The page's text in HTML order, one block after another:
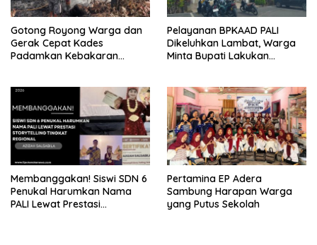
Gotong Royong Warga dan
Gerak Cepat Kades
Padamkan Kebakaran
Pelayanan BPKAAD PALI
Dikeluhkan Lambat, Warga
Minta Bupati Lakukan
Membanggakan! Siswi SDN 6
Penukal Harumkan Nama
PALI Lewat Prestasi
Pertamina EP Adera
Sambung Harapan Warga
yang Putus Sekolah